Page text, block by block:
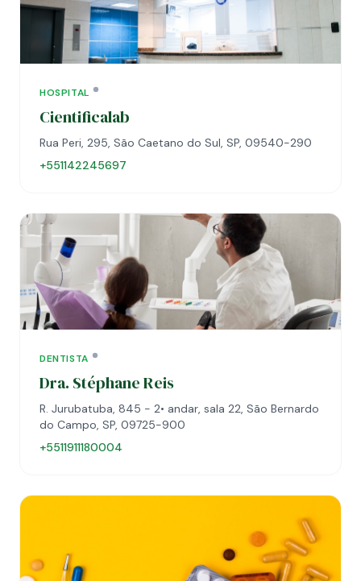
HOSPITAL
Cientificalab
Rua Peri, 295, São Caetano do Sul, SP, 09540-290
+551142245697
DENTISTA
Dra. Stéphane Reis
R. Jurubatuba, 845 - 2• andar, sala 22, São Bernardo
do Campo, SP, 09725-900
+5511911180004